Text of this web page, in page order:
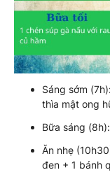
Sáng sớm
thìa mật ong
Bữa sáng
Ăn nhẹ
đen + 1 bánh